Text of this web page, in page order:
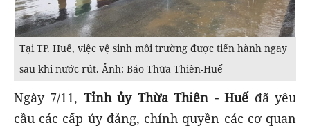
Tại TP. Huế, việc vệ sinh môi trường được tiến hành ngay
sau khi nước rút. Ảnh: Báo Thừa Thiên-Huế
Ngày 7/11, Tỉnh ủy Thừa Thiên - Huế đã yêu
cầu các cấp ủy đảng, chính quyền các cơ quan